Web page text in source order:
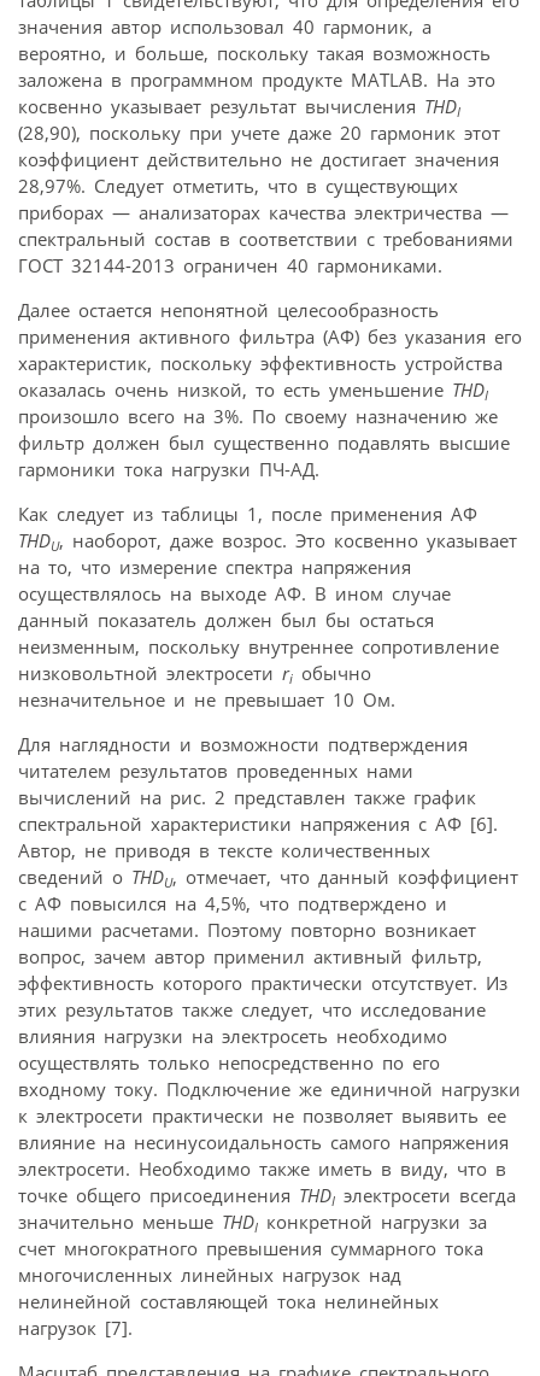
значения автор использовал 40 гармоник, а
вероятно, и больше, поскольку такая возможность
заложена в программном продукте MATLAB. На это
косвенно указывает результат вычисления THDI
(28,90), поскольку при учете даже 20 гармоник этот
коэффициент действительно не достигает значения
28,97%. Следует отметить, что в существующих
приборах — анализаторах качества электричества —
спектральный состав в соответствии с требованиями
ГОСТ 32144-2013 ограничен 40 гармониками.
Далее остается непонятной целесообразность
применения активного фильтра (АФ) без указания его
характеристик, поскольку эффективность устройства
оказалась очень низкой, то есть уменьшение THDI
произошло всего на 3%. По своему назначению же
фильтр должен был существенно подавлять высшие
гармоники тока нагрузки ПЧ-АД.
Как следует из таблицы 1, после применения АФ
THDU, наоборот, даже возрос. Это косвенно указывает
на то, что измерение спектра напряжения
осуществлялось на выходе АФ. В ином случае
данный показатель должен был бы остаться
неизменным, поскольку внутреннее сопротивление
низковольтной электросети ri обычно
незначительное и не превышает 10 Ом.
Для наглядности и возможности подтверждения
читателем результатов проведенных нами
вычислений на рис. 2 представлен также график
спектральной характеристики напряжения с АФ [6].
Автор, не приводя в тексте количественных
сведений о THDU, отмечает, что данный коэффициент
с АФ повысился на 4,5%, что подтверждено и
нашими расчетами. Поэтому повторно возникает
вопрос, зачем автор применил активный фильтр,
эффективность которого практически отсутствует. Из
этих результатов также следует, что исследование
влияния нагрузки на электросеть необходимо
осуществлять только непосредственно по его
входному току. Подключение же единичной нагрузки
к электросети практически не позволяет выявить ее
влияние на несинусоидальность самого напряжения
электросети. Необходимо также иметь в виду, что в
точке общего присоединения THDI электросети всегда
значительно меньше THDI конкретной нагрузки за
счет многократного превышения суммарного тока
многочисленных линейных нагрузок над
нелинейной составляющей тока нелинейных
нагрузок [7].